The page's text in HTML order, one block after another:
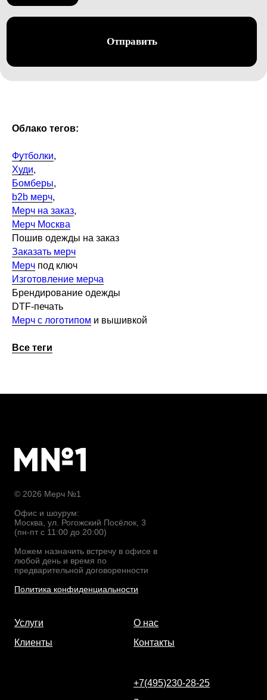
Облако тегов:
Футболки,
Худи,
Бомберы,
b2b мерч,
Мерч на заказ,
Мерч Москва
Пошив одежды на заказ
Заказать мерч
Мерч под ключ
Изготовление мерча
Брендирование одежды
DTF-печать
Мерч с логотипом и вышивкой
Все теги
© 2026 Мерч №1
Офис и шоурум:
Москва, ул. Рогожский Посёлок, 3
(пн-пт с 11:00 до 20:00)
Можем назначить встречу в офисе в
любой день и время по
предварительной договоренности
Политика конфиденциальности
Услуги
Клиенты
О нас
Контакты
+7(495)230-28-25